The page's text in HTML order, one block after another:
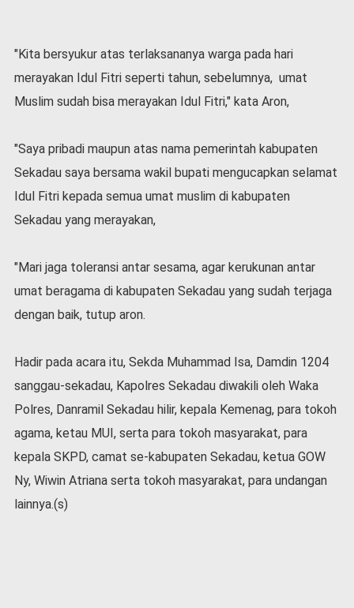
s
o
n
"Kita bersyukur atas terlaksananya warga pada hari
merayakan Idul Fitri seperti tahun, sebelumnya, umat
Muslim sudah bisa merayakan Idul Fitri," kata Aron,
"Saya pribadi maupun atas nama pemerintah kabupaten
Sekadau saya bersama wakil bupati mengucapkan selamat
Idul Fitri kepada semua umat muslim di kabupaten
Sekadau yang merayakan,
"Mari jaga toleransi antar sesama, agar kerukunan antar
umat beragama di kabupaten Sekadau yang sudah terjaga
dengan baik, tutup aron.
Hadir pada acara itu, Sekda Muhammad Isa, Damdin 1204
sanggau-sekadau, Kapolres Sekadau diwakili oleh Waka
Polres, Danramil Sekadau hilir, kepala Kemenag, para tokoh
agama, ketau MUI, serta para tokoh masyarakat, para
kepala SKPD, camat se-kabupaten Sekadau, ketua GOW
Ny, Wiwin Atriana serta tokoh masyarakat, para undangan
lainnya.(s)